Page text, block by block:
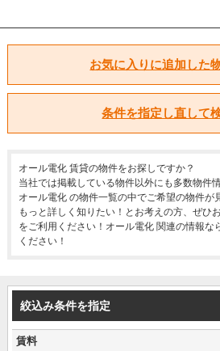
お気に入りに追加した
条件を指定し直して
オール電化 賃貸の物件をお探しですか？
当社では掲載している物件以外にも多数物件
オール電化 の物件一覧の中でご希望の物件が
もっと詳しく知りたい！とお考えの方、ぜひ
をご利用ください！オール電化 関連の情報な
ください！
絞込み条件を指定
賃料